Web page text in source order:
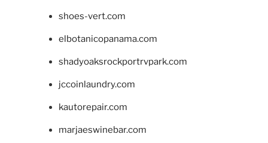
shoes-vert.com
elbotanicopanama.com
shadyoaksrockportrvpark.com
jccoinlaundry.com
kautorepair.com
marjaeswinebar.com